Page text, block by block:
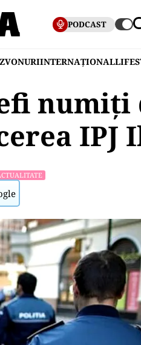
PODCAST
ZVONURIINTERNAȚIONAL
numiți
IPJ